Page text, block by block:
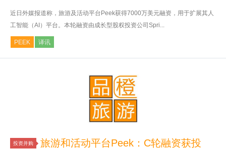
近日外媒报道称，旅游及活动平台Peek获得7000万美元融资，用于扩展其人
工智能（AI）平台。本轮融资由成长型股权投资公司Spri...
PEEK 译讯
投资并购
旅游和活动平台Peek：C轮融资获投